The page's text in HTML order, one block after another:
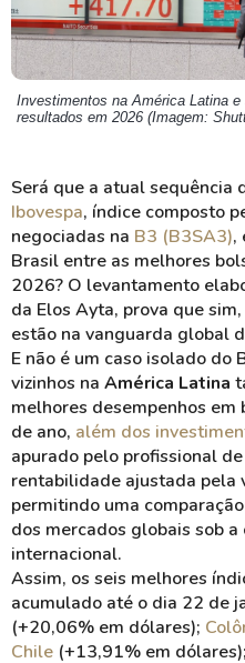
Investimentos na América Latina
resultados em 2026 (Imagem:
Será que a atual
Ibovespa, índice composto
negociadas na B3 (B3SA3),
Brasil entre as melhores
2026? O levantamento
da Elos Ayta, prova que sim,
estão na vanguarda global
E não é um caso isolado do
vizinhos na América Latina
melhores desempenhos
de ano, além dos
apurado pelo profissional
rentabilidade ajustada pela
permitindo uma
dos mercados globais sob
internacional.
Assim, os seis melhores
acumulado até o dia 22 de
(+20,06% em dólares);
Chile (+13,91% em dólares);